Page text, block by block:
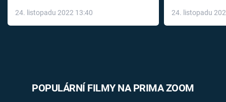
24. listopadu 2022 13:40
léky
24. listopadu
POPULÁRNÍ FILMY NA PRIMA ZOOM